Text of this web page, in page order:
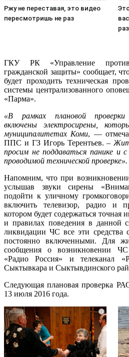
Ржу не переставая, это видео
пересмотришь не раз
раз
ГКУ РК «Управление
гражданской защиты» сообщает,
будет проходить техническая
системы централизованного
«Парма».
«В рамках плановой проверки
включены электросирены,
муниципалитетах Коми, —
ППС и ГЗ Игорь Терентьев. –
просим не поддаваться панике и
проводимой технической проверке».
Напомним, что при
услышав звуки сирены
подойти к уличному
включить телевизор, радио и
котором будет содержаться
и правилах поведения в данной
ликвидации ЧС все эти средства
постоянно включенными. Для
сообщения о возникновении ЧС
«Радио Россия» и телеканал
Сыктывкара и Сыктывдинского
Следующая плановая проверка
13 июля 2016 года.
i